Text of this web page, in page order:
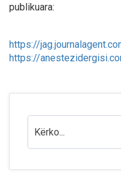
publikuara:
https://
https://